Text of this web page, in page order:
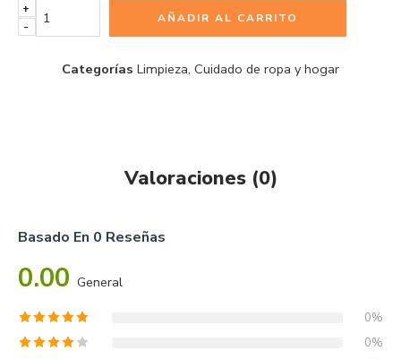
+
-
AÑADIR AL CARRITO
Categorías Limpieza, Cuidado de ropa y hogar
Valoraciones (0)
Basado En 0 Reseñas
0.00 General
0%
0%